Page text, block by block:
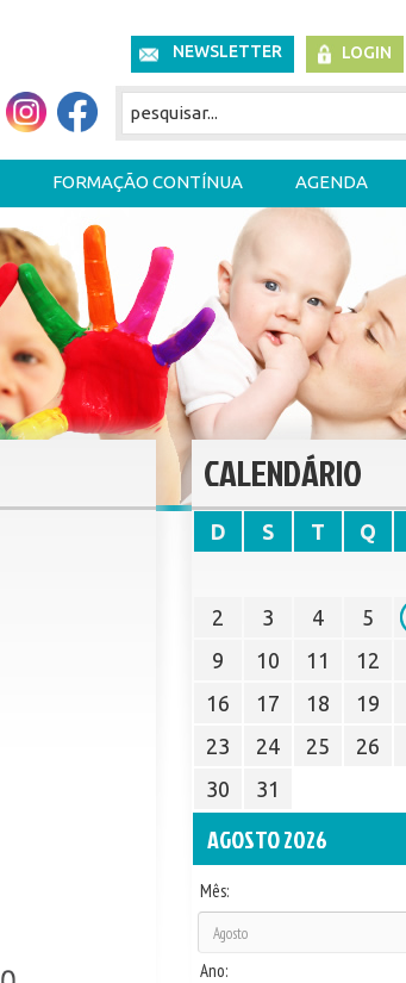
NEWSLETTER LOGIN
FORMAÇÃO CONTÍNUA AGENDA
CALENDÁRIO
D S T Q
2
3 4 5
9
10 11 12
16
17 18 19
23
24 25 26
30
31
AGOSTO 2026
Mês:
Ano: